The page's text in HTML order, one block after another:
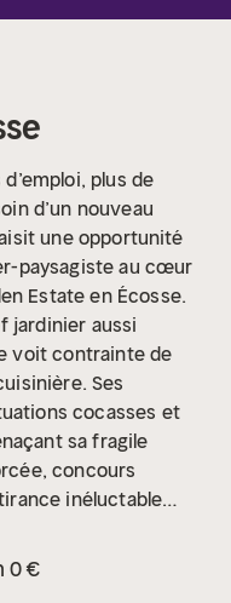
plus de
d’un nouveau
une opportunité
paysagiste au cœur
Estate en Écosse.
jardinier aussi
voit contrainte de
Ses
cocasses et
sa fragile
concours
inéluctable
ce paysage
courage et un
0 €